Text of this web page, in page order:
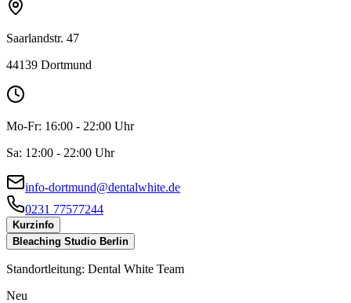
Saarlandstr. 47
44139 Dortmund
Mo-Fr: 16:00 - 22:00 Uhr
Sa: 12:00 - 22:00 Uhr
info-dortmund@dentalwhite.de
0231 77577244
Kurzinfo
Bleaching Studio Berlin
Standortleitung: Dental White Team
Neu